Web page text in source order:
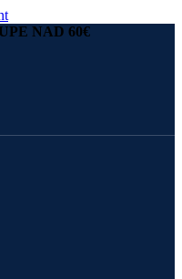
NAD 60€